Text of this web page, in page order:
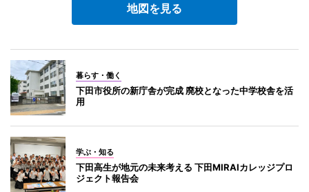
地図を見る
暮らす・働く
下田市役所の新庁舎が完成 廃校となった中学校舎を活
用
学ぶ・知る
下田高生が地元の未来考える 下田MIRAIカレッジプロ
ジェクト報告会